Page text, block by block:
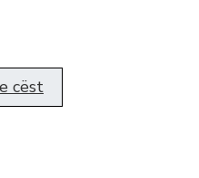
cëst